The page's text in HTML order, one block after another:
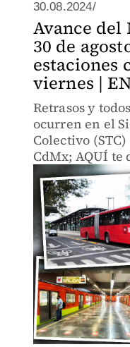
30.08.2024/
Avance del
30 de
estaciones
viernes |
Retrasos y
ocurren en el
Colectivo
CdMx; AQUÍ te